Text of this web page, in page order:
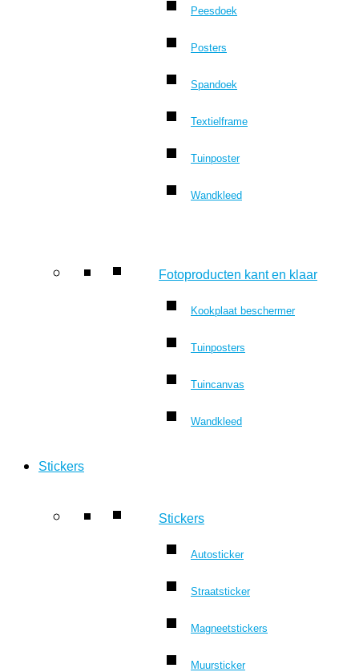
Peesdoek
Posters
Spandoek
Textielframe
Tuinposter
Wandkleed
Fotoproducten kant en klaar
Kookplaat beschermer
Tuinposters
Tuincanvas
Wandkleed
Stickers
Stickers
Autosticker
Straatsticker
Magneetstickers
Muursticker